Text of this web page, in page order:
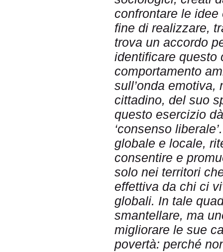
confrontare le
fine di realizzare,
trova un accordo
identificare questo
comportamento
sull’onda emotiva,
cittadino, del suo
questo esercizio
‘consenso
globale e locale,
consentire e
solo nei territori
effettiva da chi ci
globali. In tale
smantellare, ma
migliorare le sue
povertà: perché